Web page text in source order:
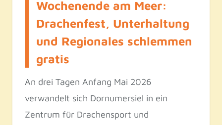
Wochenende am Meer:
Drachenfest, Unterhaltung
und Regionales schlemmen
gratis
An drei Tagen Anfang Mai 2026
verwandelt sich Dornumersiel in ein
Zentrum für Drachensport und